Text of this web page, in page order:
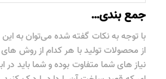
جمع بندی…
با توجه به نکات گفته شده می‌توان به
از محصولات تولید با هر کدام از روش های
نیاز های شما متفاوت بوده و شما باید در